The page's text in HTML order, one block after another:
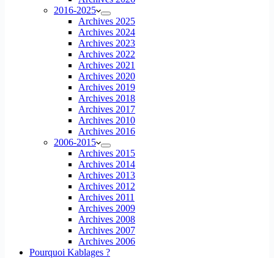
2016-2025
Archives 2025
Archives 2024
Archives 2023
Archives 2022
Archives 2021
Archives 2020
Archives 2019
Archives 2018
Archives 2017
Archives 2010
Archives 2016
2006-2015
Archives 2015
Archives 2014
Archives 2013
Archives 2012
Archives 2011
Archives 2009
Archives 2008
Archives 2007
Archives 2006
Pourquoi Kablages ?